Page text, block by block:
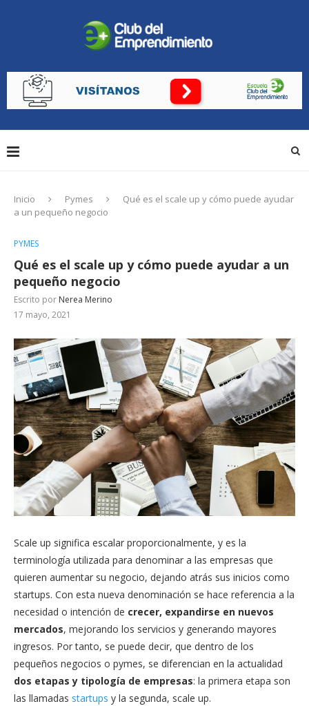
Inicio Pymes
Qué es el scale up y cómo puede ayudar
a un pequeño negocio
PYMES
Qué es el scale up y cómo puede ayudar a un
pequeño negocio
Escrito por Nerea Merino
17 mayo, 2021
Scale up significa escalar proporcionalmente, y es la
terminología utilizada para denominar a las empresas que
quieren aumentar su negocio, dejando atrás sus inicios como
startups. Con esta nueva denominación se hace referencia a la
necesidad o intención de crecer, expandirse en nuevos
mercados, mejorando los servicios y generando mayores
ingresos. Por tanto, se puede decir, que dentro de los
pequeños negocios o pymes, se diferencian en la actualidad
dos etapas y tipología de empresas: la primera etapa son
las llamadas startups y la segunda, scale up.